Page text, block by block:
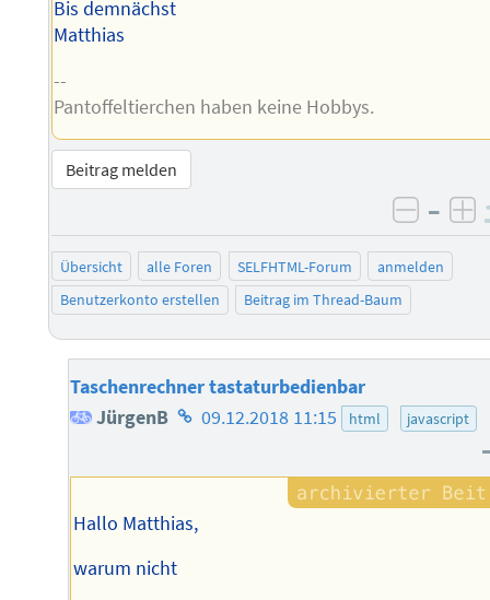
Bis demnächst
Matthias
--
Pantoffeltierchen haben keine Hobbys.
Beitrag melden
–
Übersicht alle Foren SELFHTML-Forum
anmelden
Benutzerkonto erstellen
Beitrag im Thread-Baum
Taschenrechner tastaturbedienbar
JürgenB Homepage
Autors
09.12.2018 11:15 html javascript
Hallo Matthias,
warum nicht